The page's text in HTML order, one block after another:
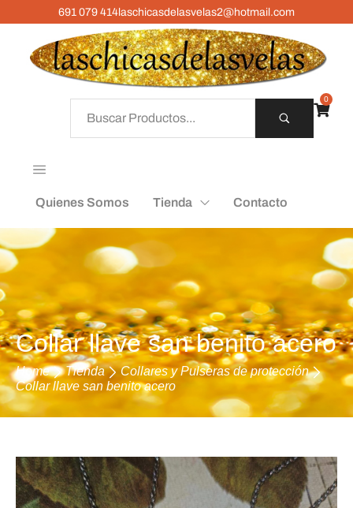
691 079 414laschicasdelasvelas2@hotmail.com
Quienes Somos Tienda Contacto
0
Collar llave san benito acero
Home Tienda
Collares y Pulseras de protección
Collar llave san benito acero